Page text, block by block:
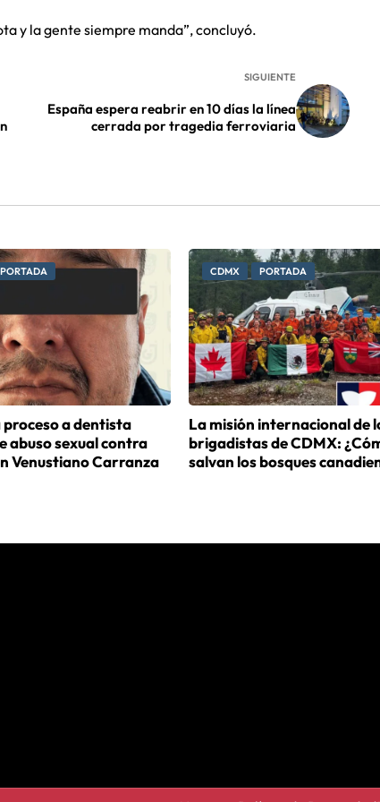
y la gente siempre manda”, concluyó.
SIGUIENTE
España espera reabrir en 10 días la línea
cerrada por tragedia ferroviaria
PORTADA
proceso a dentista
abuso sexual contra
Venustiano Carranza
CDMX PORTADA
La misión internacional de
brigadistas de CDMX:
salvan los bosques